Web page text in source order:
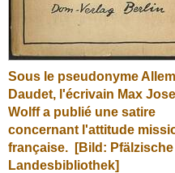
Sous le pseudonyme
Daudet, l'écrivain Max
Wolff a publié une satire
concernant l'attitude
française.
[Bild: Pfälzische
Landesbibliothek]